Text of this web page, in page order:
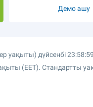
Демо ашу
уақыты) дүйсенбі
(EET). Стандартты